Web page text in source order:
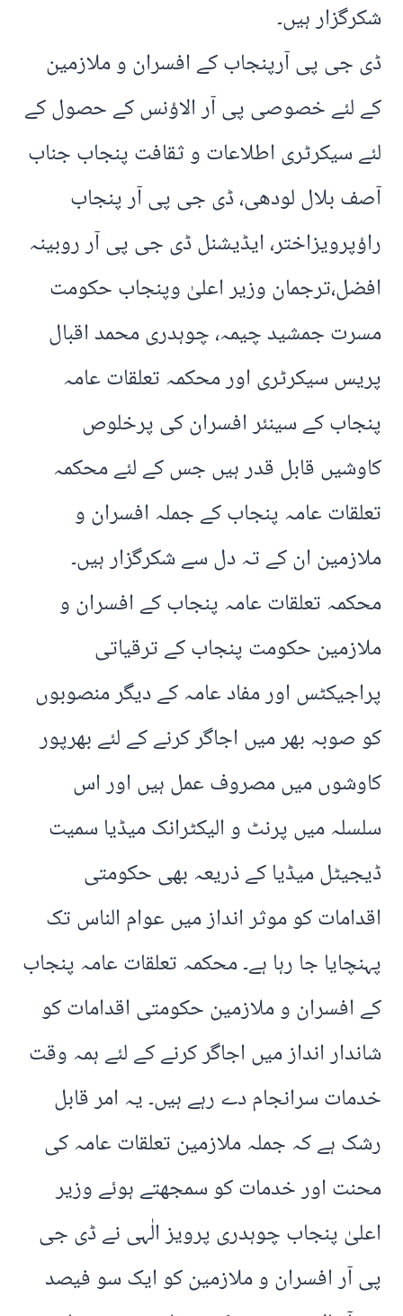
شکرگزار ہیں۔
ڈی جی پی آرپنجاب کے افسران و ملازمین
کے لئے خصوصی پی آر الاؤنس کے حصول کے
لئے سیکرٹری اطلاعات و ثقافت پنجاب جناب
آصف بلال لودھی، ڈی جی پی آر پنجاب
راؤپرویزاختر، ایڈیشنل ڈی جی پی آر روبینہ
افضل،ترجمان وزیر اعلیٰ وپنجاب حکومت
مسرت جمشید چیمہ، چوہدری محمد اقبال
پریس سیکرٹری اور محکمہ تعلقات عامہ
پنجاب کے سینئر افسران کی پرخلوص
کاوشیں قابل قدر ہیں جس کے لئے محکمہ
تعلقات عامہ پنجاب کے جملہ افسران و
ملازمین ان کے تہ دل سے شکرگزار ہیں۔
محکمہ تعلقات عامہ پنجاب کے افسران و
ملازمین حکومت پنجاب کے ترقیاتی
پراجیکٹس اور مفاد عامہ کے دیگر منصوبوں
کو صوبہ بھر میں اجاگر کرنے کے لئے بھرپور
کاوشوں میں مصروف عمل ہیں اور اس
سلسلہ میں پرنٹ و الیکٹرانک میڈیا سمیت
ڈیجیٹل میڈیا کے ذریعہ بھی حکومتی
اقدامات کو موثر انداز میں عوام الناس تک
پہنچایا جا رہا ہے۔ محکمہ تعلقات عامہ پنجاب
کے افسران و ملازمین حکومتی اقدامات کو
شاندار انداز میں اجاگر کرنے کے لئے ہمہ وقت
خدمات سرانجام دے رہے ہیں۔ یہ امر قابل
رشک ہے کہ جملہ ملازمین تعلقات عامہ کی
محنت اور خدمات کو سمجھتے ہوئے وزیر
اعلیٰ پنجاب چوہدری پرویز الٰہی نے ڈی جی
پی آر افسران و ملازمین کو ایک سو فیصد